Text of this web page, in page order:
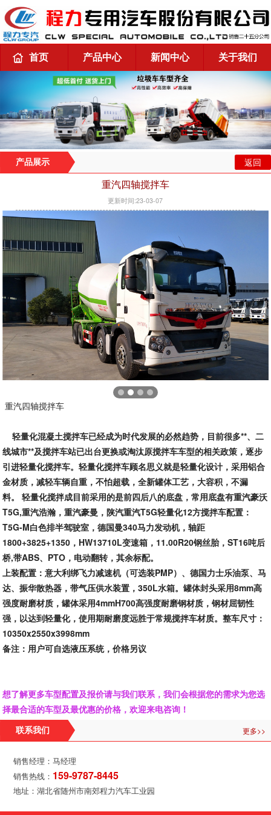
首页 产品中心 新闻中心 关于我们
产品展示 返回
重汽四轴搅拌车
更新时间:23-03-07
重汽四轴搅拌车
轻量化混凝土搅拌车已经成为时代发展的必然趋势，目前很多**、二
线城市**及搅拌车站已出台更换或淘汰原搅拌车车型的相关政策，逐步
引进轻量化搅拌车。轻量化搅拌车顾名思义就是轻量化设计，采用铝合
金材质，减轻车辆自重，不怕超载，全新罐体工艺，大容积，不漏
料。 轻量化搅拌成目前采用的是前四后八的底盘，常用底盘有重汽豪沃
T5G,重汽浩瀚，重汽豪曼，陕汽重汽T5G轻量化12方搅拌车配置：
T5G-M白色排半驾驶室，德国曼340马力发动机，轴距
1800+3825+1350，HW13710L变速箱，11.00R20钢丝胎，ST16吨后
桥,带ABS、PTO，电动翻转，其余标配。
上装配置：意大利绑飞力减速机（可选装PMP）、德国力士乐油泵、马
达、振华散热器，带气压供水装置，350L水箱。罐体封头采用8mm高
强度耐磨材质，罐体采用4mmH700高强度耐磨钢材质，钢材屈韧性
强，以达到轻量化，使用期耐磨度远胜于常规搅拌车材质。整车尺寸：
10350x2550x3998mm
备注：用户可自选液压系统，价格另议
想了解更多车型配置及报价请与我们联系，我们会根据您的需求为您选
择最合适的车型及最优惠的价格，欢迎来电咨询！
联系我们 更多>>
销售经理：马经理
销售热线： 159-9787-8445
地址：湖北省随州市南郊程力汽车工业园